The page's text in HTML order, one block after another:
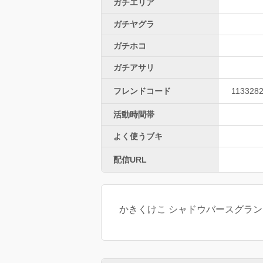
ガチエリア
ガチヤグラ
ガチホコ
ガチアサリ
フレンドコード
活動時間帯
よく使うブキ
配信URL
かきくけこ シャドウバースグラ